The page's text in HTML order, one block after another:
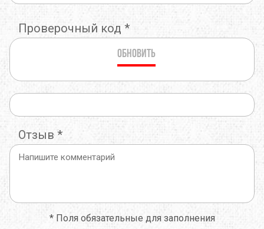
Проверочный код *
Обновить
Отзыв *
*Поля обязательные для заполнения